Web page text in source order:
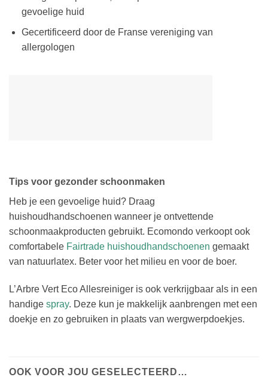
gevoelige huid
Gecertificeerd door de Franse vereniging van
allergologen
Tips voor gezonder schoonmaken
Heb je een gevoelige huid? Draag
huishoudhandschoenen wanneer je ontvettende
schoonmaakproducten gebruikt. Ecomondo verkoopt ook
comfortabele Fairtrade huishoudhandschoenen gemaakt
van natuurlatex. Beter voor het milieu en voor de boer.
L’Arbre Vert Eco Allesreiniger is ook verkrijgbaar als in een
handige spray. Deze kun je makkelijk aanbrengen met een
doekje en zo gebruiken in plaats van wergwerpdoekjes.
OOK VOOR JOU GESELECTEERD…